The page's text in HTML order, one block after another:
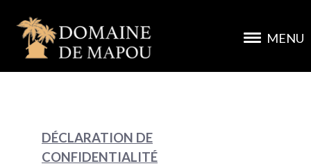
MENU
DÉCLARATION DE
CONFIDENTIALITÉ